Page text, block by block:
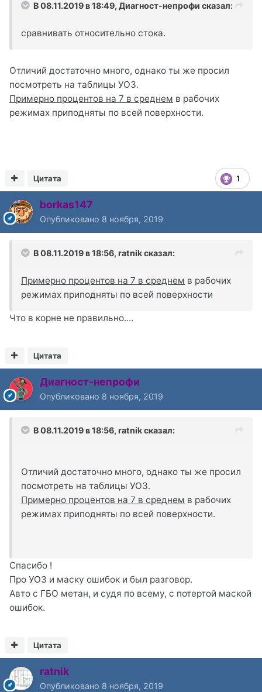
В 08.11.2019 в 18:49, Диагност-непрофи сказал:
сравнивать относительно стока.
Отличий достаточно много, однако ты же просил
посмотреть на таблицы УОЗ.
Примерно процентов на 7 в среднем в рабочих
режимах приподняты по всей поверхности.
1
Цитата
borkas147
Опубликовано 8 ноября, 2019
В 08.11.2019 в 18:56, ratnikсказал:
Примерно процентов на 7 в среднем в рабочих
режимах приподняты по всей поверхности
Что в корне не правильно....
Цитата
Диагност-непрофи
Опубликовано 8 ноября, 2019
В 08.11.2019 в 18:56, ratnikсказал:
Отличий достаточно много, однако ты же просил
посмотреть на таблицы УОЗ.
Примерно процентов на 7 в среднем в рабочих
режимах приподняты по всей поверхности.
Спасибо !
Про УОЗ и маску ошибок и был разговор.
Авто с ГБО метан, и судя по всему, с потертой маской
ошибок.
Цитата
ratnik
Опубликовано 8 ноября, 2019